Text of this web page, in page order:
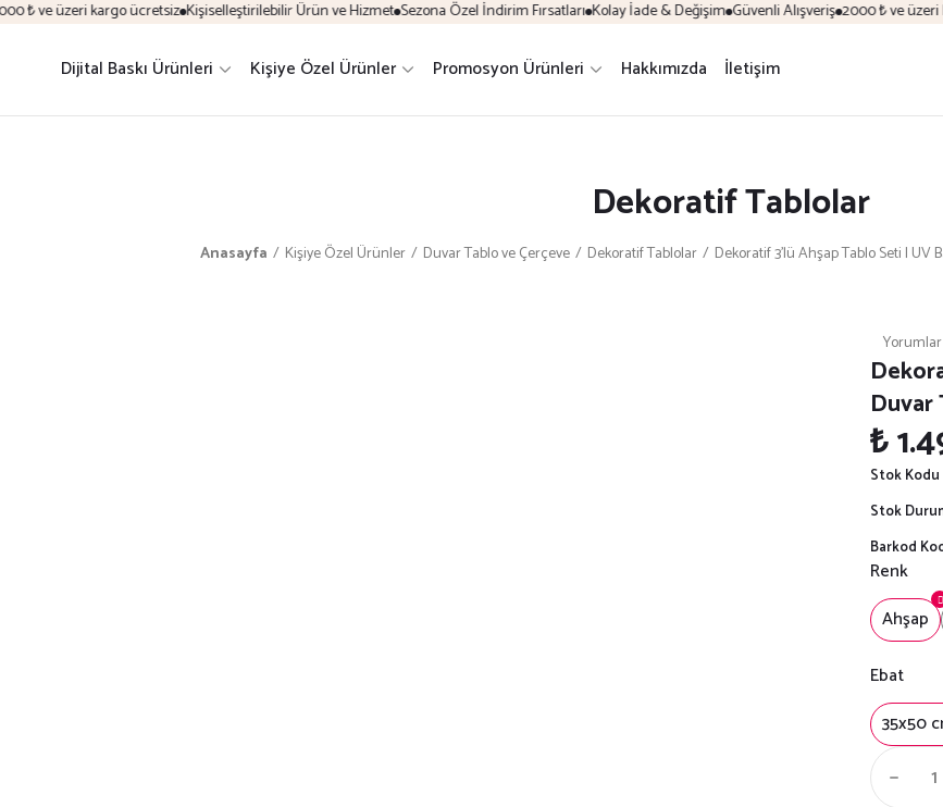
₺ ve üzeri kargo ücretsiz Kişiselleştirilebilir Ürün ve Hizmet Sezona Özel İndirim Fırsatları Kolay İade & Değişim Güvenli Alışveriş 2000 ₺ ve üzeri
Dijital Baskı Ürünleri Kişiye Özel Ürünler Promosyon Ürünleri Hakkımızda İletişim
Dekoratif Tablolar
Anasayfa Kişiye Özel Ürünler Duvar Tablo ve Çerçeve Dekoratif Tablolar Dekoratif 3’lü Ahşap Tablo Seti | UV
Duvar
₺
Stok Kodu
Stok
Barkod
Renk
Ahşap
Ebat
35x50